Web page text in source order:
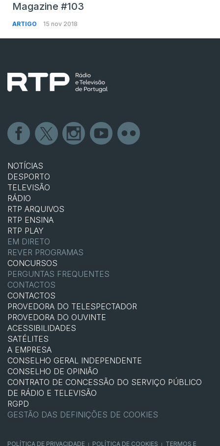
Magazine #103
ARTIGO 15 nov 2018
NOTÍCIAS
DESPORTO
TELEVISÃO
RÁDIO
RTP ARQUIVOS
RTP ENSINA
RTP PLAY
EM DIRETO
REVER PROGRAMAS
CONCURSOS
PERGUNTAS FREQUENTES
CONTACTOS
CONTACTOS
PROVEDORA DO TELESPECTADOR
PROVEDORA DO OUVINTE
ACESSIBILIDADES
SATÉLITES
A EMPRESA
CONSELHO GERAL INDEPENDENTE
CONSELHO DE OPINIÃO
CONTRATO DE CONCESSÃO DO SERVIÇO PÚBLICO
DE RÁDIO E TELEVISÃO
RGPD
GESTÃO DAS DEFINIÇÕES DE COOKIES
POLÍTICA DE PRIVACIDADE POLÍTICA DE COOKIES TERMOS E